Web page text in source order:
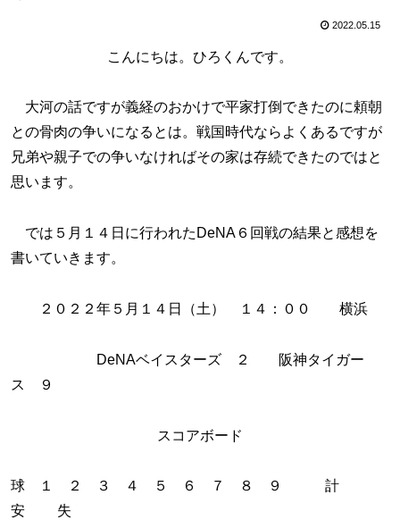
2022.05.15
こんにちは。ひろくんです。
大河の話ですが義経のおかけで平家打倒できたのに頼朝
との骨肉の争いになるとは。戦国時代ならよくあるですが
兄弟や親子での争いなければその家は存続できたのではと
思います。
では５月１４日に行われたDeNA６回戦の結果と感想を
書いていきます。
２０２２年５月１４日（土） １４：００ 横浜
DeNAベイスターズ ２ 阪神タイガー
ス ９
スコアボード
球 １ ２ ３ ４ ５ ６ ７ ８ ９ 計
安 失